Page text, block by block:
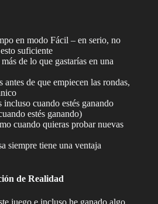
en modo Fácil – en serio, no
suficiente
de lo que gastarías en una
antes de que empiecen las rondas,
incluso cuando estés ganando
estés ganando)
cuando quieras probar nuevas
siempre tiene una ventaja
de Realidad
juego e incluso he ganado algo